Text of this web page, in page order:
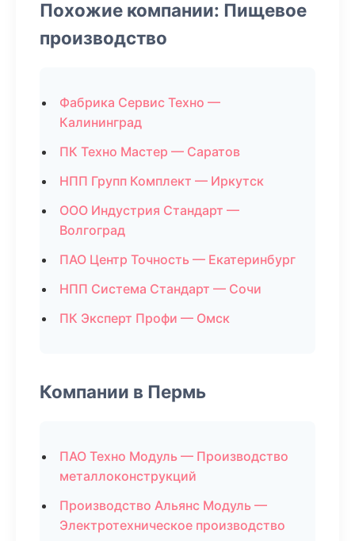
Похожие компании: Пищевое
производство
Фабрика Сервис Техно —
Калининград
ПК Техно Мастер — Саратов
НПП Групп Комплект — Иркутск
ООО Индустрия Стандарт —
Волгоград
ПАО Центр Точность — Екатеринбург
НПП Система Стандарт — Сочи
ПК Эксперт Профи — Омск
Компании в Пермь
ПАО Техно Модуль — Производство
металлоконструкций
Производство Альянс Модуль —
Электротехническое производство